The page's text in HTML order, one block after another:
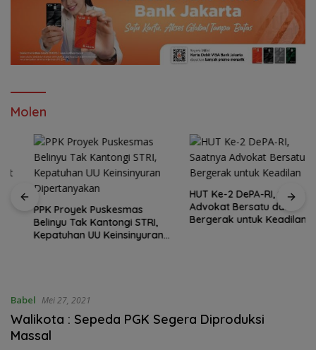
Molen
PPK Proyek Puskesmas
Belinyu Tak Kantongi STRI,
Kepatuhan UU Keinsinyuran
HUT Ke-2 DePA-RI, Saatnya
Advokat Bersatu dan
Bergerak untuk Keadilan
Babel Mei 27, 2021
Walikota : Sepeda PGK Segera Diproduksi
Massal